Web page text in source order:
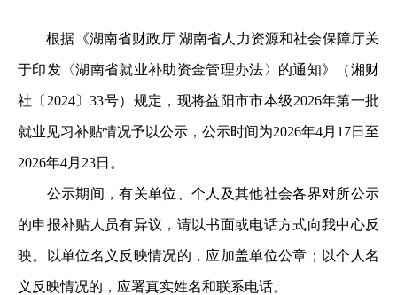
根据《湖南省财政厅 湖南省人力资源和社会保障厅关
于印发〈湖南省就业补助资金管理办法〉的通知》（湘财
社〔2024〕33号）规定，现将益阳市市本级2026年第一批
就业见习补贴情况予以公示，公示时间为2026年4月17日至
2026年4月23日。
公示期间，有关单位、个人及其他社会各界对所公示
的申报补贴人员有异议，请以书面或电话方式向我中心反
映。以单位名义反映情况的，应加盖单位公章；以个人名
义反映情况的，应署真实姓名和联系电话。